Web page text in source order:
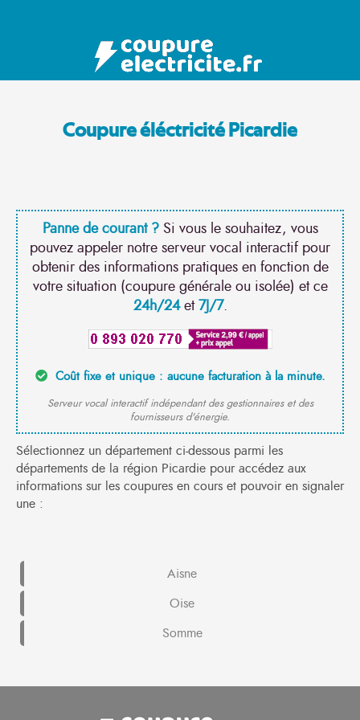
Coupure éléctricité Picardie
Panne de courant ?Si vous le souhaitez, vous
pouvez appeler notre serveur vocal interactif pour
obtenir des informations pratiques en fonction de
votre situation (coupure générale ou isolée) et ce
24h/24et7J/7.
Coût fixe et unique : aucune facturation à la minute.
Serveur vocal interactif indépendant des gestionnaires et des
fournisseurs d'énergie.
Sélectionnez un département ci-dessous parmi les
départements de la région Picardie pour accédez aux
informations sur les coupures en cours et pouvoir en signaler
une :
Aisne
Oise
Somme